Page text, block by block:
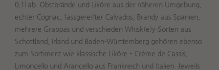
0,1l ab. Obstbrände und Liköre aus der näheren Umgebung,
echter Cognac, fassgereifter Calvados, Brandy aus Spanien,
mehrere Grappas und verschieden Whisk(e)y-Sorten aus
Schottland, Irland und Baden-Württemberg gehören ebenso
zum Sortiment wie klassische Liköre – Crème de Cassis,
Limoncello und Arancello aus Frankreich und Italien. Jeweils